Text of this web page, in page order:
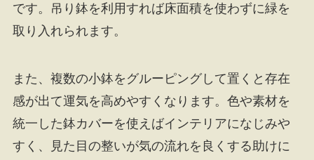
です。吊り鉢を利用すれば床面積を使わずに緑を
取り入れられます。
また、複数の小鉢をグルーピングして置くと存在
感が出て運気を高めやすくなります。色や素材を
統一した鉢カバーを使えばインテリアになじみや
すく、見た目の整いが気の流れを良くする助けに